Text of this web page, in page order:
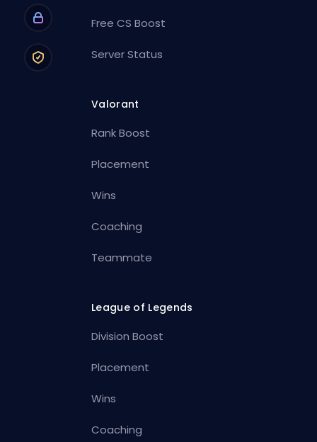
Free CS Boost
Server Status
Valorant
Rank Boost
Placement
Wins
Coaching
Teammate
League of Legends
Division Boost
Placement
Wins
Coaching